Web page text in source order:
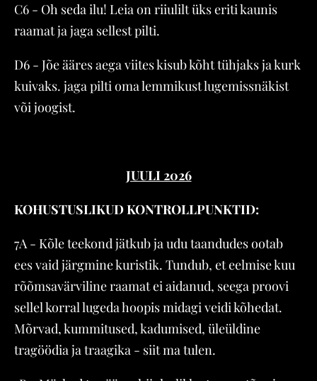
C6 - Oh seda ilu! Leia on riiulilt üks eriti kaunis
raamat ja jaga sellest pilti.
D6 - Jõe ääres aega viites kisub kõht tühjaks ja kurk
kuivaks. jaga pilti oma lemmikust lugemissnäkist
või joogist.
JUULI 2026
KOHUSTUSLIKUD KONTROLLPUNKTID:
7A - Kõle teekond jätkub ja udu taandudes ootab
ees vaid järgmine kuristik. Tundub, et eelmise kuu
rõõmsavärviline raamat ei aidanud, seega proovi
sellel korral lugeda hoopis midagi veidi kõhedat.
Mõrvad, kummitused, kadumised, üleüldine
tragöödia ja traagika - siit ma tulen.